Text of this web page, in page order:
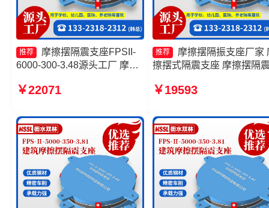
推荐
摩擦摆隔震支座FPSII-
6000-300-3.48源头工厂 摩擦
FPSII-7000-350-3.81源头工
厂
￥22071
推荐
摩擦摆隔振支座厂家
擦摆式隔震支座 摩擦摆隔
厂家 摩擦摆减隔震支座生
￥19593